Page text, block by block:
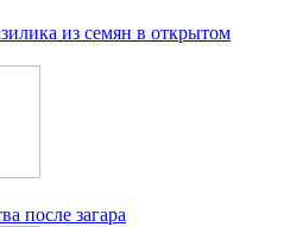
из семян в открытом
после загара